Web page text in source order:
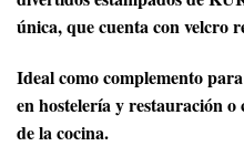
única, que cuenta con velcro
Ideal como complemento
en hostelería y restauración o
de la cocina.